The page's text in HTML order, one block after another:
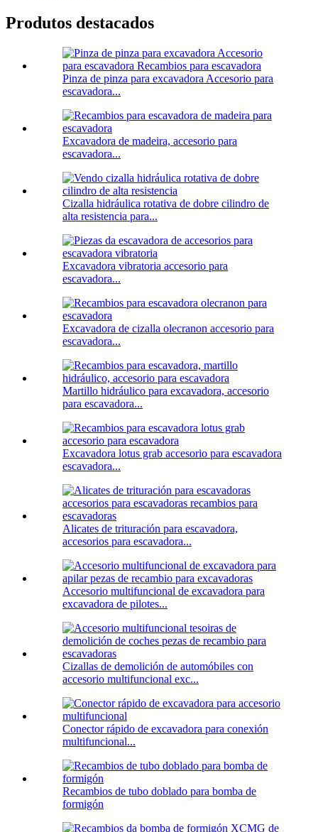
Produtos destacados
Pinza de pinza para excavadora Accesorio para
escavadora...
Excavadora de madeira, accesorio para
escavadora...
Cizalla hidráulica rotativa de dobre cilindro de
alta resistencia para...
Excavadora vibratoria accesorio para
escavadora...
Excavadora de cizalla olecranon accesorio para
escavadora...
Martillo hidráulico para excavadora, accesorio
para escavadora...
Excavadora lotus grab accesorio para escavadora
escavadora...
Alicates de trituración para escavadora,
accesorios para escavadora...
Accesorio multifuncional de excavadora para
excavadora de pilotes...
Cizallas de demolición de automóbiles con
accesorio multifuncional exc...
Conector rápido de excavadora para conexión
multifuncional...
Recambios de tubo doblado para bomba de
formigón